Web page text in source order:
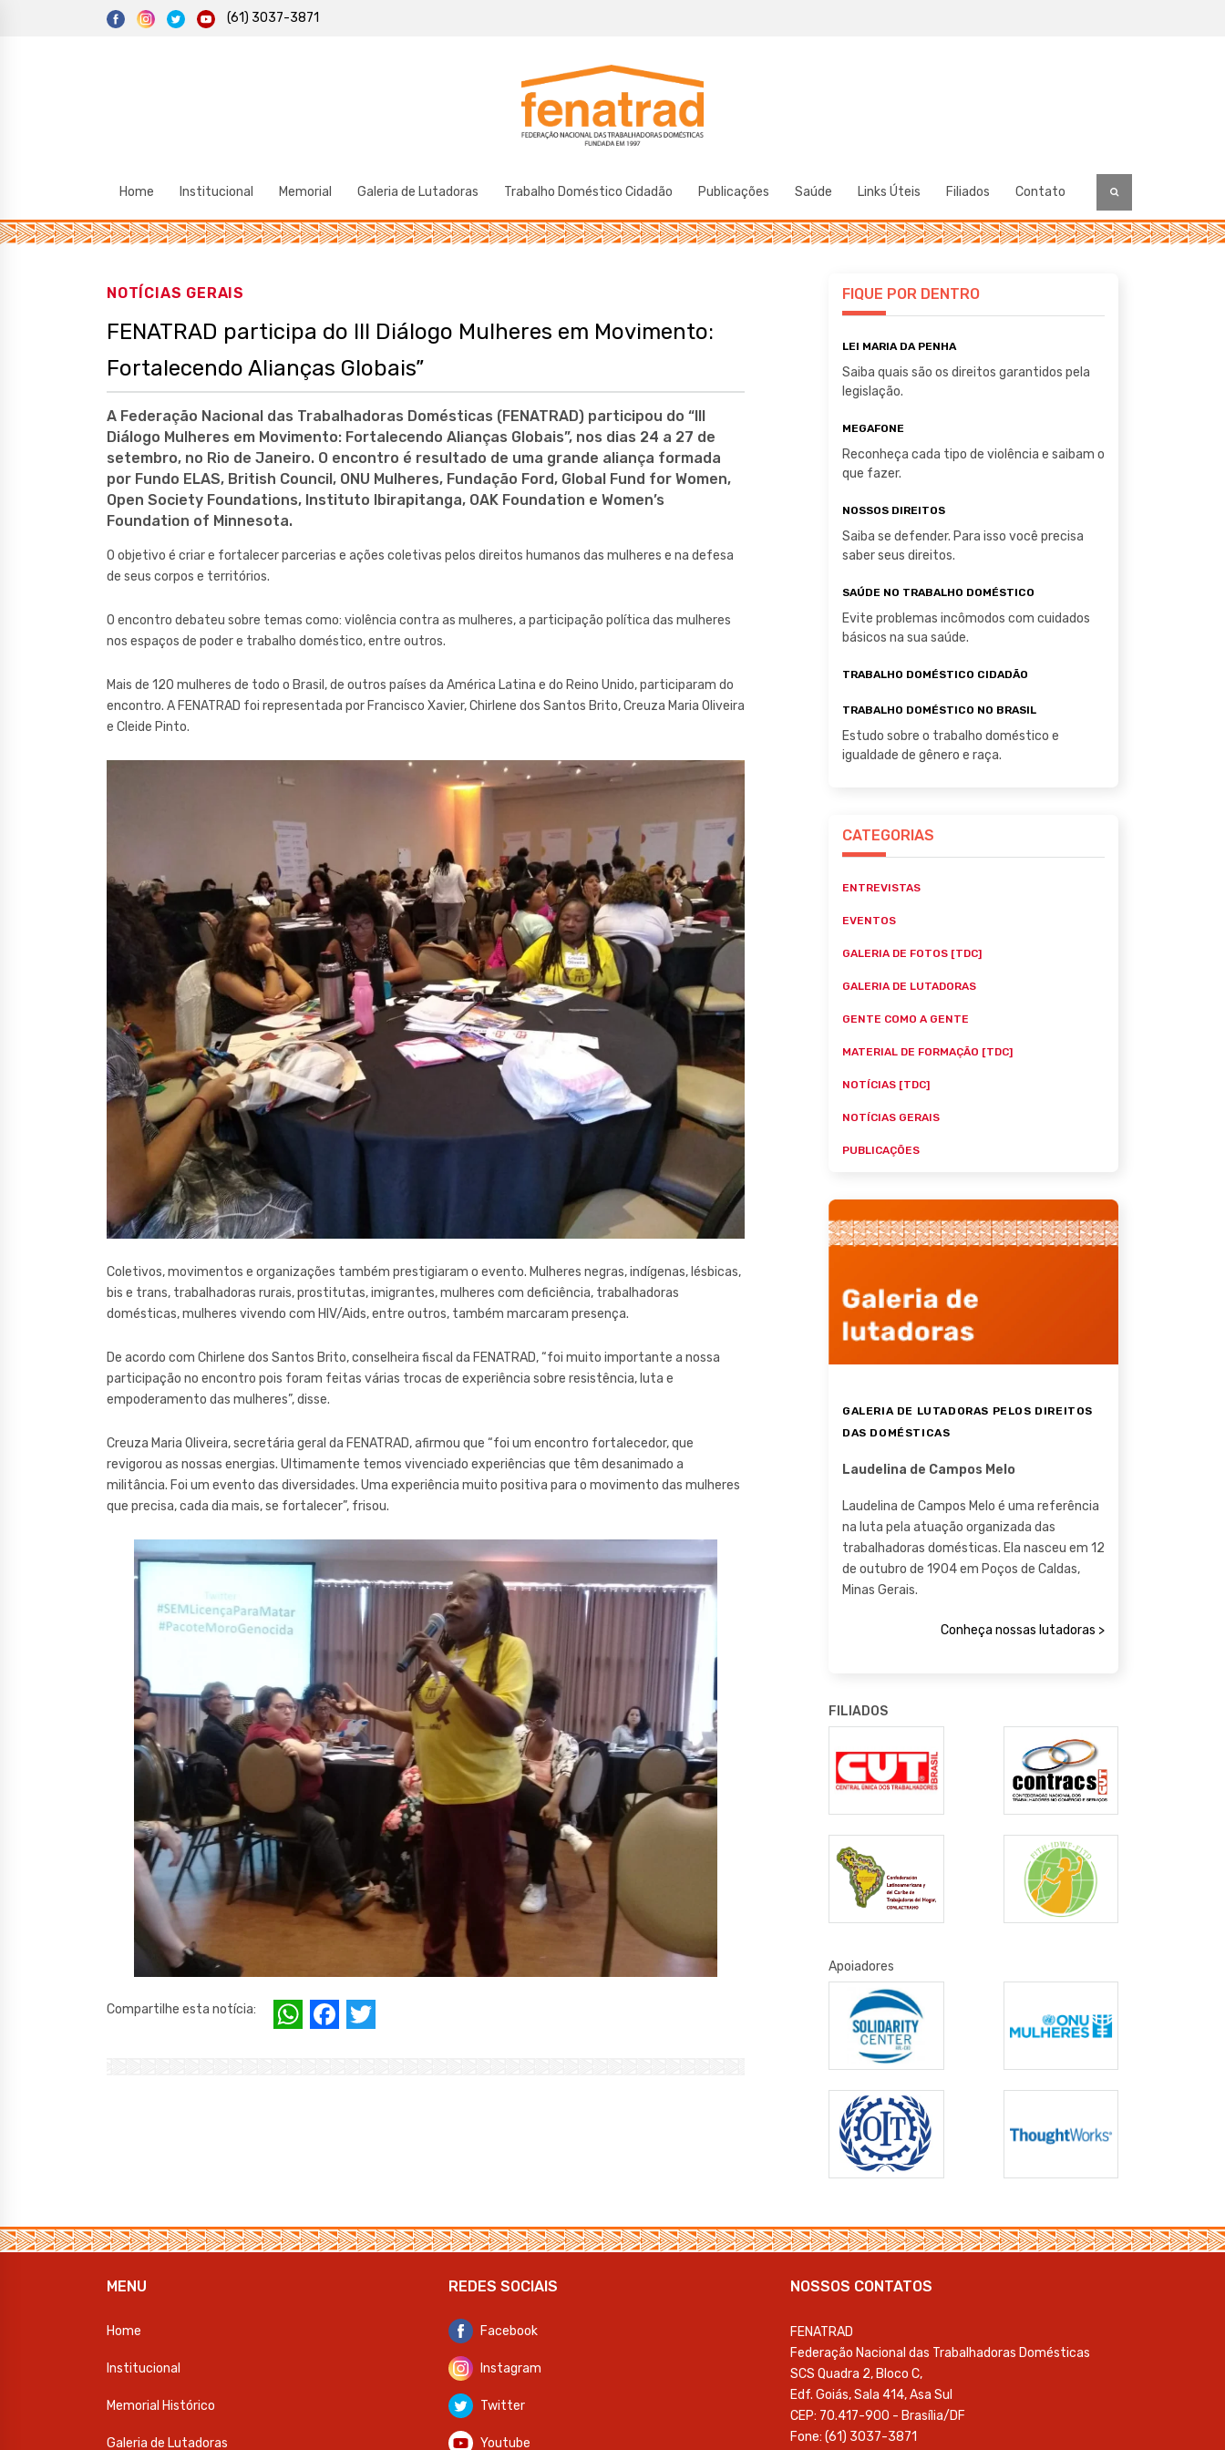
(61) 3037-3871
Fenatrad
Federação Nacional das Trabalhadoras Domésticas
Home Institucional Memorial Galeria de Lutadoras Trabalho Doméstico Cidadão Publicações Saúde Links Úteis Filiados Contato
NOTÍCIAS GERAIS
FENATRAD participa do III Diálogo Mulheres em Movimento:
Fortalecendo Alianças Globais”
A Federação Nacional das Trabalhadoras Domésticas (FENATRAD) participou do “III
Diálogo Mulheres em Movimento: Fortalecendo Alianças Globais”, nos dias 24 a 27 de
setembro, no Rio de Janeiro. O encontro é resultado de uma grande aliança formada
por Fundo ELAS, British Council, ONU Mulheres, Fundação Ford, Global Fund for Women,
Open Society Foundations, Instituto Ibirapitanga, OAK Foundation e Women’s
Foundation of Minnesota.
O objetivo é criar e fortalecer parcerias e ações coletivas pelos direitos humanos das mulheres e na defesa
de seus corpos e territórios.
O encontro debateu sobre temas como: violência contra as mulheres, a participação política das mulheres
nos espaços de poder e trabalho doméstico, entre outros.
Mais de 120 mulheres de todo o Brasil, de outros países da América Latina e do Reino Unido, participaram do
encontro. A FENATRAD foi representada por Francisco Xavier, Chirlene dos Santos Brito, Creuza Maria Oliveira
e Cleide Pinto.
Coletivos, movimentos e organizações também prestigiaram o evento. Mulheres negras, indígenas, lésbicas,
bis e trans, trabalhadoras rurais, prostitutas, imigrantes, mulheres com deficiência, trabalhadoras
domésticas, mulheres vivendo com HIV/Aids, entre outros, também marcaram presença.
De acordo com Chirlene dos Santos Brito, conselheira fiscal da FENATRAD, “foi muito importante a nossa
participação no encontro pois foram feitas várias trocas de experiência sobre resistência, luta e
empoderamento das mulheres”, disse.
Creuza Maria Oliveira, secretária geral da FENATRAD, afirmou que “foi um encontro fortalecedor, que
revigorou as nossas energias. Ultimamente temos vivenciado experiências que têm desanimado a
militância. Foi um evento das diversidades. Uma experiência muito positiva para o movimento das mulheres
que precisa, cada dia mais, se fortalecer”, frisou.
Compartilhe esta notícia:
W
F
k
FIQUE POR DENTRO
LEI MARIA DA PENHA
Saiba quais são os direitos garantidos pela
legislação.
MEGAFONE
Reconheça cada tipo de violência e saibam o
que fazer.
NOSSOS DIREITOS
Saiba se defender. Para isso você precisa
saber seus direitos.
SAÚDE NO TRABALHO DOMÉSTICO
Evite problemas incômodos com cuidados
básicos na sua saúde.
TRABALHO DOMÉSTICO CIDADÃO
TRABALHO DOMÉSTICO NO BRASIL
Estudo sobre o trabalho doméstico e
igualdade de gênero e raça.
CATEGORIAS
ENTREVISTAS
EVENTOS
GALERIA DE FOTOS [TDC]
GALERIA DE LUTADORAS
GENTE COMO A GENTE
MATERIAL DE FORMAÇÃO [TDC]
NOTÍCIAS [TDC]
NOTÍCIAS GERAIS
PUBLICAÇÕES
GALERIA DE LUTADORAS PELOS DIREITOS
DAS DOMÉSTICAS
Laudelina de Campos Melo
Laudelina de Campos Melo é uma referência
na luta pela atuação organizada das
trabalhadoras domésticas. Ela nasceu em 12
de outubro de 1904 em Poços de Caldas,
Minas Gerais.
Conheça nossas lutadoras >
FILIADOS
Apoiadores
MENU
Home
Institucional
Memorial Histórico
Galeria de Lutadoras
REDES SOCIAIS
Facebook
Instagram
Twitter
Youtube
NOSSOS CONTATOS
FENATRAD
Federação Nacional das Trabalhadoras Domésticas
SCS Quadra 2, Bloco C,
Edf. Goiás, Sala 414, Asa Sul
CEP: 70.417-900 - Brasília/DF
Fone: (61) 3037-3871